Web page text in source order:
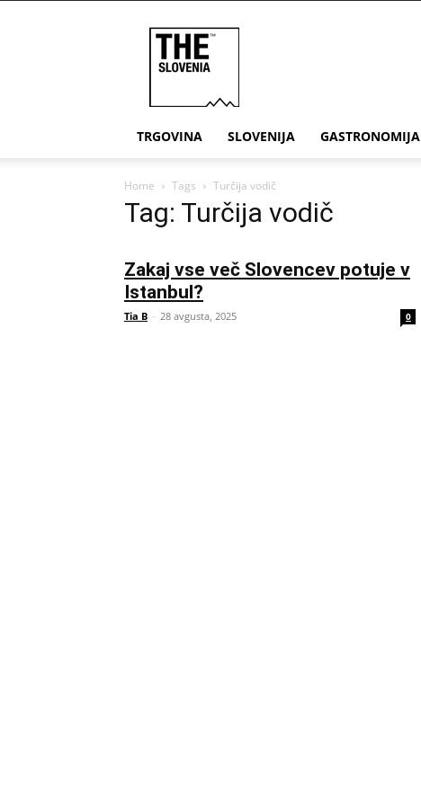
TRGOVINA SLOVENIJA GASTRONOMIJA
Home Tags Turčija vodič
Tag: Turčija vodič
Zakaj vse več Slovencev potuje v
Istanbul?
Tia B - 28 avgusta, 2025 0